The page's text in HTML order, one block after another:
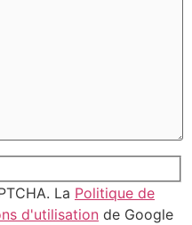
La Politique de
d'utilisation de Google